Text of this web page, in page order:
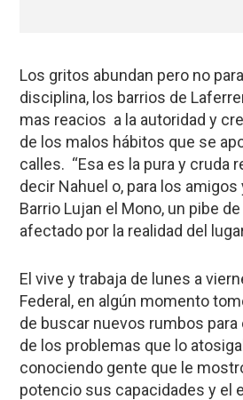
Los gritos abundan pero no
disciplina, los barrios de
mas reacios a la autoridad y
de los malos hábitos que se
calles. “Esa es la pura y cruda
decir Nahuel o, para los amigos
Barrio Lujan el Mono, un pibe
afectado por la realidad del
El vive y trabaja de lunes a
Federal, en algún momento
de buscar nuevos rumbos
de los problemas que lo
conociendo gente que le
potencio sus capacidades y el